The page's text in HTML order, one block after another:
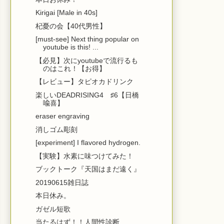
Kirigai [Male in 40s]
杞憂の会【40代男性】
[must-see] Next thing popular on
youtube is this! ...
【必見】次にyoutubeで流行るも
のはこれ！【お得】
【レビュー】タピオカドリンク
楽しいDEADRISING4 ♯6【日橋
喩喜】
eraser engraving
消しゴム彫刻
[experiment] I flavored hydrogen.
【実験】水素に味つけてみた！
ブックトーク『天国はまだ遠く』
20190615雑日誌
本日休み。
ガゼル短歌
当たるはず！！人間性診断